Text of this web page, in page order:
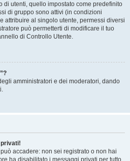
di utenti, quello impostato come predefinito
di gruppo sono attivi (in condizioni
attribuire al singolo utente, permessi diversi
può permetterti di modificare il tuo
di Controllo Utente.
amministratori e dei moderatori, dando
accadere: non sei registrato o non hai
ha disabilitato i messaggi privati per tutto